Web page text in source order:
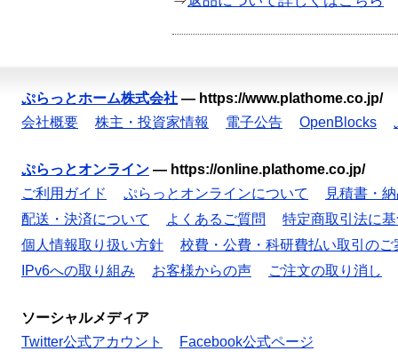
ぷらっとホーム株式会社 — https://www.plathome.co.jp/
会社概要
株主・投資家情報 電子公告 OpenBlocks
ぷらっとオンライン — https://online.plathome.co.jp/
ご利用ガイド
ぷらっとオンラインについて
見積書・
配送・決済について
よくあるご質問
特定商取引法に
個人情報取り扱い方針
校費・公費・科研費払い取引のご
IPv6への取り組み
お客様からの声 ご注文の取り消し
ソーシャルメディア
Twitter公式アカウント
Facebook公式ページ